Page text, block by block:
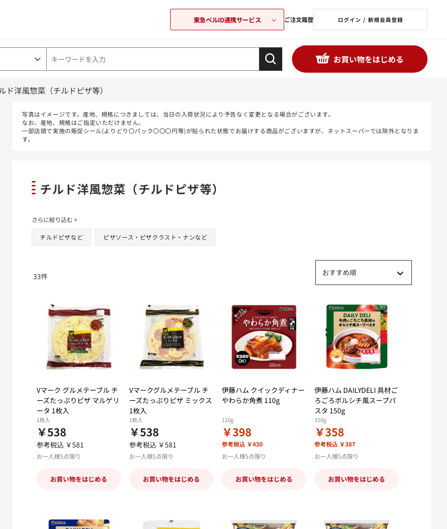
東急ベルID連携サービス
東急オンラインショップ
ご注文履歴 ログイン / 新規会員登録
お買い物をはじめる
ド洋風惣菜（チルドピザ等）
写真はイメージです。産地、規格につきましては、当日の入荷状況により予告なく変更となる場合がございます。
なお、産地、規格はご指定いただけません。
一部店頭で実施の販促シール(よりどり〇パック〇〇〇円等)が貼られた状態でお届けする商品がございますが、ネットスーパーでは除外となりま
す。
チルド洋風惣菜（チルドピザ等）
さらに絞り込む +
チルドピザなど ピザソース・ピザクラスト・ナンなど
33件 おすすめ順
Vマーク グルメテーブル チ
ーズたっぷりピザ マルゲリ
ータ 1枚入
1枚入
￥538
参考税込 ￥581
お一人様5点限り
お買い物をはじめる
Vマークグルメテーブル チ
ーズたっぷりピザ ミックス
1枚入
1枚入
￥538
参考税込 ￥581
お一人様5点限り
お買い物をはじめる
伊藤ハム クイックディナー
やわらか角煮 110g
110g
￥398
参考税込 ￥430
お一人様5点限り
お買い物をはじめる
伊藤ハム DAILYDELI 具材ご
ろごろボルシチ風スープパ
スタ 150g
150g
￥358
参考税込 ￥387
お一人様5点限り
お買い物をはじめる